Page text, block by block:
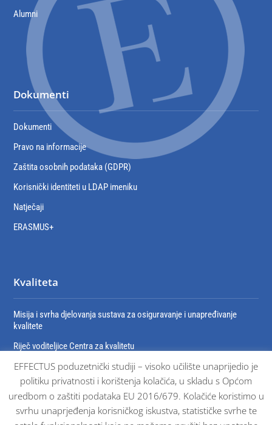
Alumni
Dokumenti
Dokumenti
Pravo na informacije
Zaštita osobnih podataka (GDPR)
Korisnički identiteti u LDAP imeniku
Natječaji
ERASMUS+
Kvaliteta
Misija i svrha djelovanja sustava za osiguravanje i unapređivanje
kvalitete
Riječ voditeljice Centra za kvalitetu
Organizacija sustava za osiguravanje i unaprjeđivanje kvalitete
Dokumenti sustava osiguravanja kvalitete
Certifikati
EFFECTUS poduzetnički studiji – visoko učilište unaprijedio je
politiku privatnosti i korištenja kolačića, u skladu s Općom
uredbom o zaštiti podataka EU 2016/679. Kolačiće koristimo u
svrhu unaprjeđenja korisničkog iskustva, statističke svrhe te